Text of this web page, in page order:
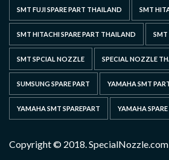
SMT FUJI SPARE PART THAILAND SMT
SMT HITACHI SPARE PART THAILAND SMT
SMT SPCIAL NOZZLE SPECIAL NOZZLE
SUMSUNG SPARE PART YAMAHA SMT
YAMAHA SMT SPAREPART YAMAHA SPARE
Copyright © 2018.